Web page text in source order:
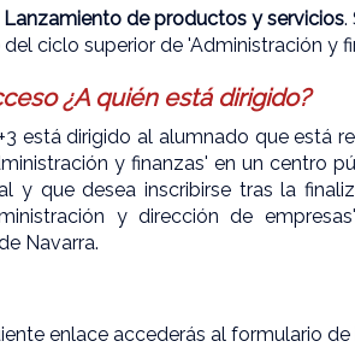
Lanzamiento de productos y servicios.
del ciclo superior de 'Administración y
¿A quién está dirigido?
está dirigido al alumnado que está
y finanzas' en un centro
y que desea inscribirse tras la
y dirección de
Navarra.
enlace accederás al formulario